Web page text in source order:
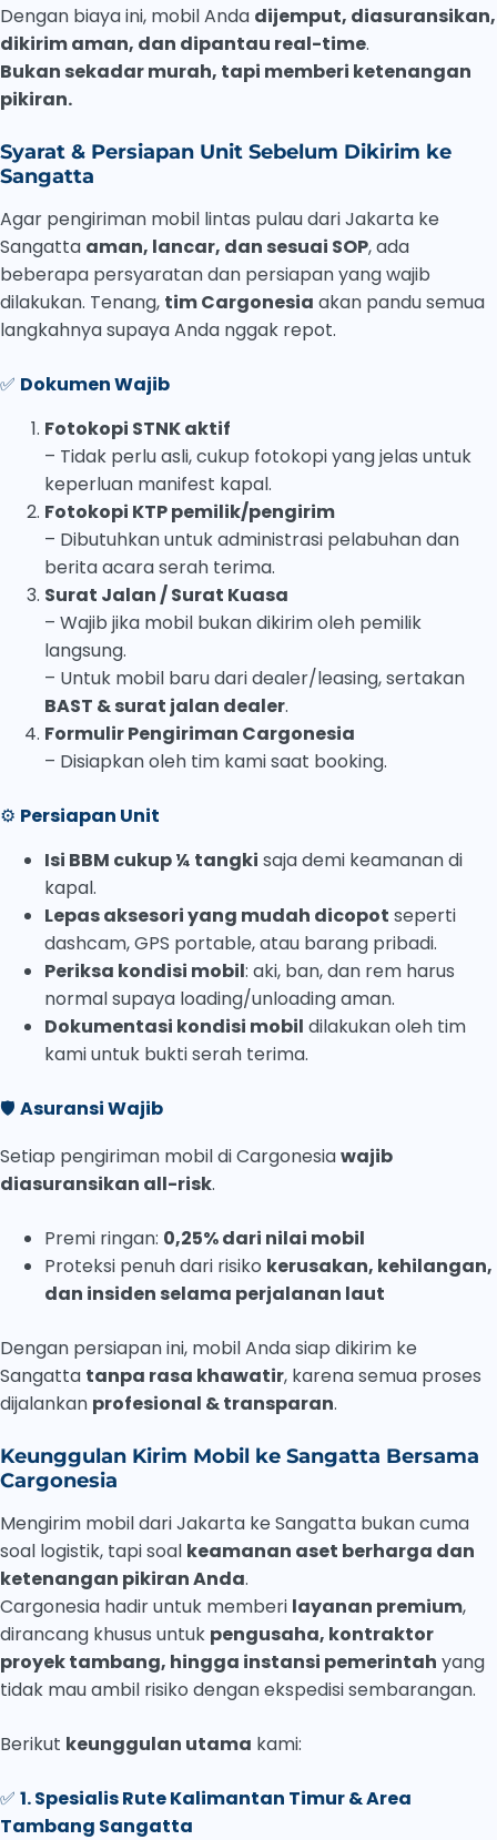
Dengan biaya ini, mobil Anda dijemput, diasuransikan,
dikirim aman, dan dipantau real-time.
Bukan sekadar murah, tapi memberi ketenangan
pikiran.
Syarat & Persiapan Unit Sebelum Dikirim ke
Sangatta
Agar pengiriman mobil lintas pulau dari Jakarta ke
Sangatta aman, lancar, dan sesuai SOP, ada
beberapa persyaratan dan persiapan yang wajib
dilakukan. Tenang, tim Cargonesia akan pandu semua
langkahnya supaya Anda nggak repot.
✅ Dokumen Wajib
Fotokopi STNK aktif
– Tidak perlu asli, cukup fotokopi yang jelas untuk
keperluan manifest kapal.
Fotokopi KTP pemilik/pengirim
– Dibutuhkan untuk administrasi pelabuhan dan
berita acara serah terima.
Surat Jalan / Surat Kuasa
– Wajib jika mobil bukan dikirim oleh pemilik
langsung.
– Untuk mobil baru dari dealer/leasing, sertakan
BAST & surat jalan dealer.
Formulir Pengiriman Cargonesia
– Disiapkan oleh tim kami saat booking.
⚙️ Persiapan Unit
Isi BBM cukup ¼ tangki saja demi keamanan di
kapal.
Lepas aksesori yang mudah dicopot seperti
dashcam, GPS portable, atau barang pribadi.
Periksa kondisi mobil: aki, ban, dan rem harus
normal supaya loading/unloading aman.
Dokumentasi kondisi mobil dilakukan oleh tim
kami untuk bukti serah terima.
🛡 Asuransi Wajib
Setiap pengiriman mobil di Cargonesiawajib
diasuransikan all-risk.
Premi ringan: 0,25% dari nilai mobil
Proteksi penuh dari risiko kerusakan, kehilangan,
dan insiden selama perjalanan laut
Dengan persiapan ini, mobil Anda siap dikirim ke
Sangatta tanpa rasa khawatir, karena semua proses
dijalankan profesional & transparan.
Keunggulan Kirim Mobil ke Sangatta Bersama
Cargonesia
Mengirim mobil dari Jakarta ke Sangatta bukan cuma
soal logistik, tapi soal keamanan aset berharga dan
ketenangan pikiran Anda.
Cargonesia hadir untuk memberi layanan premium,
dirancang khusus untuk pengusaha, kontraktor
proyek tambang, hingga instansi pemerintah yang
tidak mau ambil risiko dengan ekspedisi sembarangan.
Berikut keunggulan utama kami:
✅ 1. Spesialis Rute Kalimantan Timur & Area
Tambang Sangatta